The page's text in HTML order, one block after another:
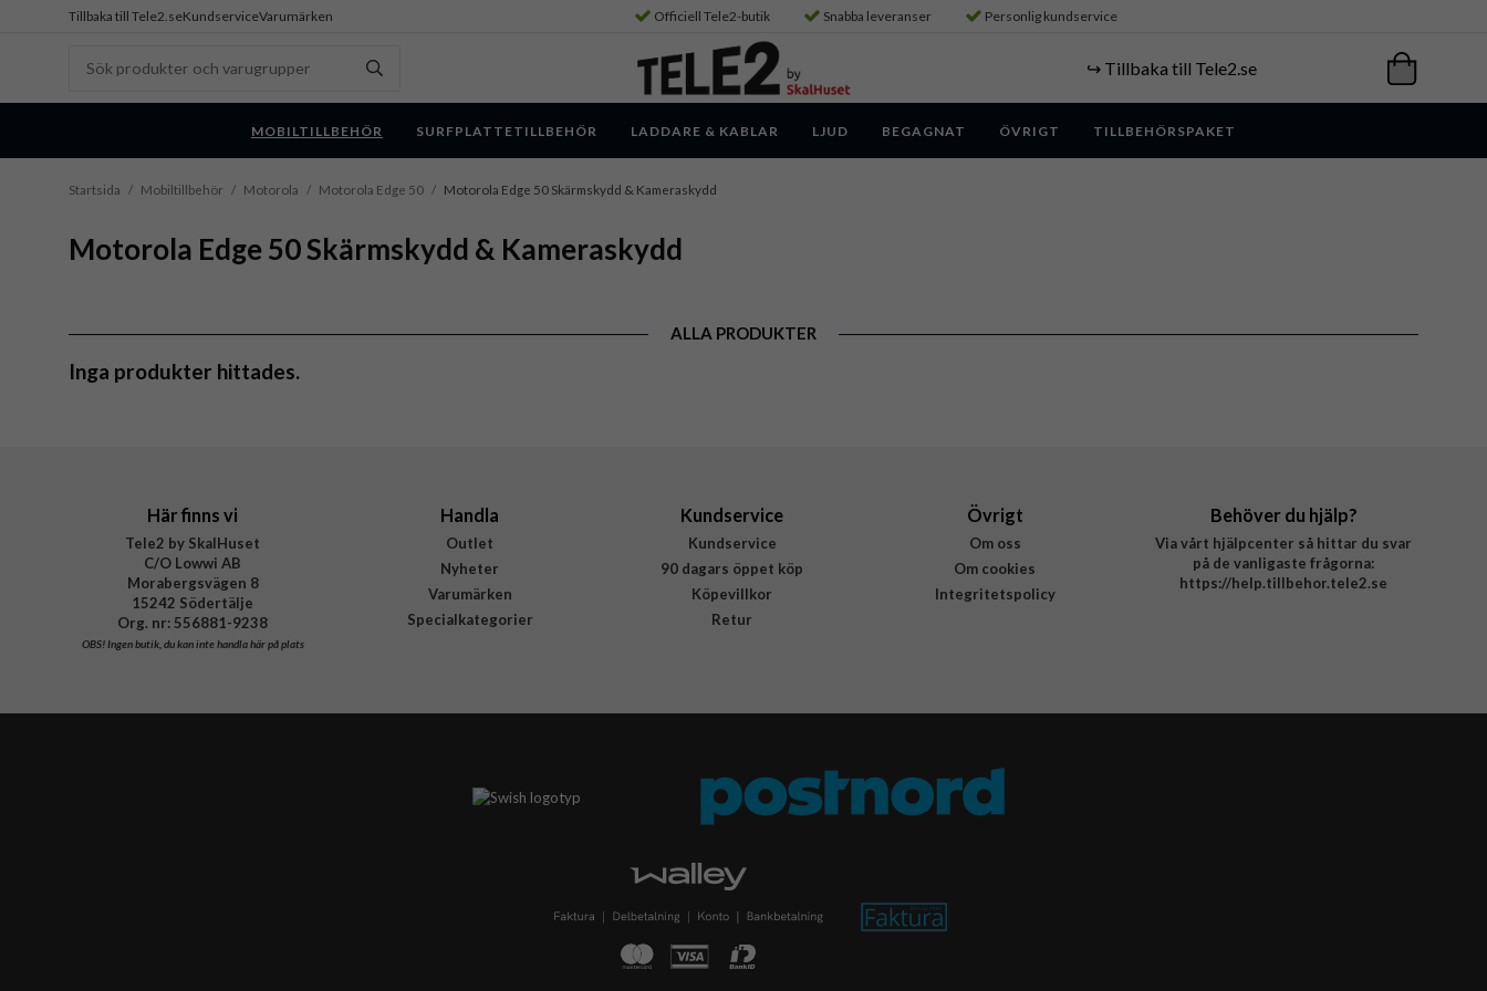
Tillbaka till Tele2.seKundserviceVarumärken Officiell Tele2-butik Snabba leveranser Personlig kundservice
↪️ Tillbaka till Tele2.se
MOBILTILLBEHÖR SURFPLATTETILLBEHÖR LADDARE & KABLAR LJUD BEGAGNAT ÖVRIGT TILLBEHÖRSPAKET
Startsida / Mobiltillbehör / Motorola / Motorola Edge 50 / Motorola Edge 50 Skärmskydd & Kameraskydd
Motorola Edge 50 Skärmskydd & Kameraskydd
ALLA PRODUKTER
Inga produkter hittades.
Här finns vi
Tele2 by SkalHuset
C/O Lowwi AB
Morabergsvägen 8
15242 Södertälje
Org. nr: 556881-9238
OBS!Ingen butik, du kan inte handla här på plats
Handla
Outlet
Nyheter
Varumärken
Specialkategorier
Kundservice
Kundservice
90 dagars öppet köp
Köpevillkor
Retur
Övrigt
Om oss
Om cookies
Integritetspolicy
Behöver du hjälp?
Via vårt hjälpcenter så hittar du svar
på de vanligaste frågorna:
https://help.tillbehor.tele2.se